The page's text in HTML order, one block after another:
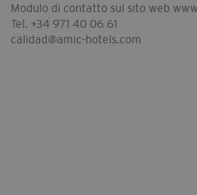
Modulo di contatto sul sito web
Tel. +34 971 40 06 61
calidad@amic-hotels.com